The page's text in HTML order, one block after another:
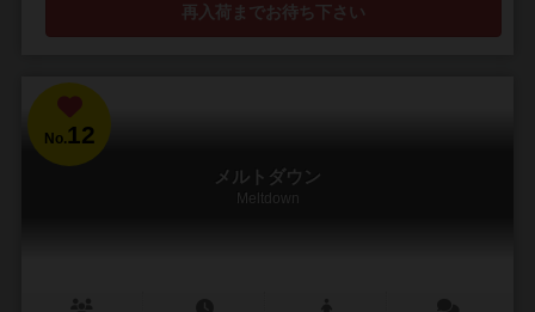
再入荷までお待ち下さい
No.12
メルトダウン
Meltdown